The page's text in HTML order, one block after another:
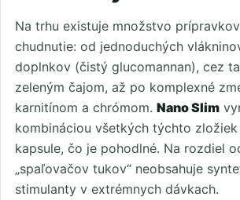
Na trhu existuje množstvo
chudnutie: od jednoduchých
doplnkov (čistý glucomannan), cez
zeleným čajom, až po komplexné
karnitínom a chrómom. Nano Slim
kombináciou všetkých týchto zložiek
kapsule, čo je pohodlné. Na rozdiel
„spaľovačov tukov“ neobsahuje
stimulanty v extrémnych dávkach.